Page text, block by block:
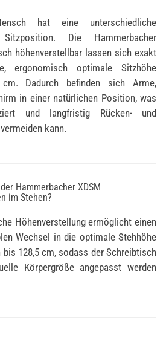
hat eine unterschiedliche
Die Hammerbacher
höhenverstellbar lassen sich exakt
ergonomisch optimale Sitzhöhe
Dadurch befinden sich Arme,
in einer natürlichen Position, was
und langfristig Rücken- und
kann.
Hammerbacher XDSM
im Stehen?
Höhenverstellung ermöglicht einen
Wechsel in die optimale Stehhöhe
128,5 cm, sodass der Schreibtisch
Körpergröße angepasst werden